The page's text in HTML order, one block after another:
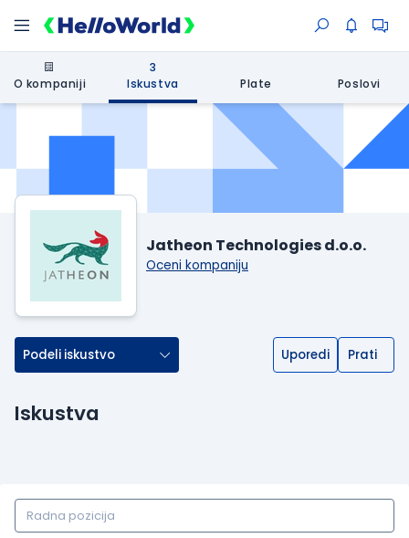
O kompaniji
3
Iskustva
Plate Poslovi
Jatheon Technologies d.o.o.
Oceni kompaniju
Podeli iskustvo Uporedi Prati
Iskustva